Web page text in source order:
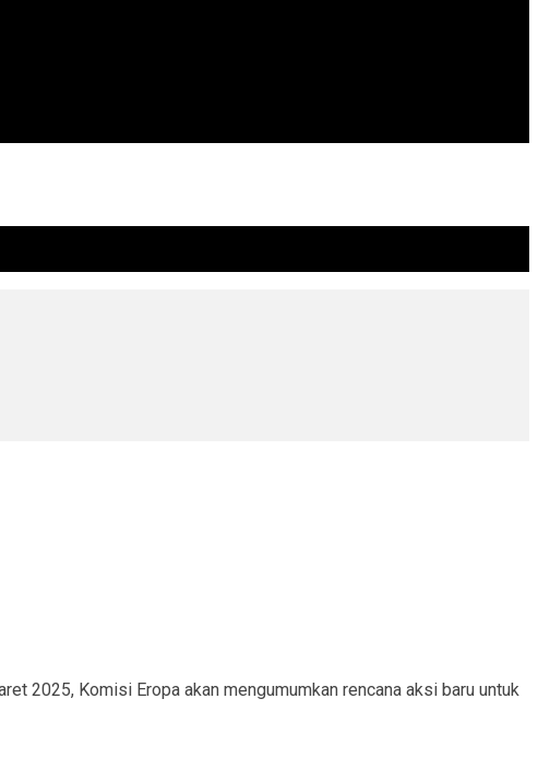
2025, Komisi Eropa akan mengumumkan rencana aksi baru untuk